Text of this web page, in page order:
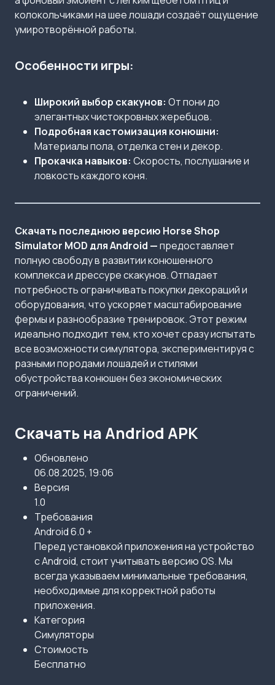
колокольчиками на шее лошади создаёт ощущение
умиротворённой работы.
Особенности игры:
Широкий выбор скакунов: От пони до
элегантных чистокровных жеребцов.
Подробная кастомизация конюшни:
Материалы пола, отделка стен и декор.
Прокачка навыков: Скорость, послушание и
ловкость каждого коня.
Скачать последнюю версию Horse Shop
Simulator MOD для Android —предоставляет
полную свободу в развитии конюшенного
комплекса и дрессуре скакунов. Отпадает
потребность ограничивать покупки декораций и
оборудования, что ускоряет масштабирование
фермы и разнообразие тренировок. Этот режим
идеально подходит тем, кто хочет сразу испытать
все возможности симулятора, экспериментируя с
разными породами лошадей и стилями
обустройства конюшен без экономических
ограничений.
Скачать на Andriod APK
Обновлено
06.08.2025, 19:06
Версия
1.0
Требования
Android 6.0 +
Перед установкой приложения на устройство
с Android, стоит учитывать версию OS. Мы
всегда указываем минимальные требования,
необходимые для корректной работы
приложения.
Категория
Симуляторы
Стоимость
Бесплатно